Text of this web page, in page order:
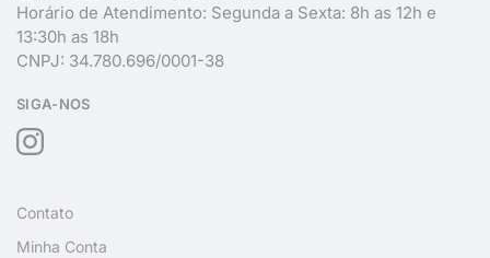
Horário de Atendimento: Segunda a Sexta: 8h as 12h e
13:30h as 18h
CNPJ: 34.780.696/0001-38
SIGA-NOS
Contato
Minha Conta